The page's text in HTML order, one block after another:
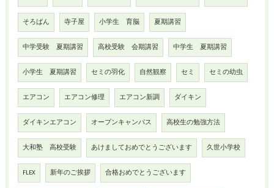
そろばん 寺子屋 小学生 育脳 夏期講習
中学受験 夏期講習 高校受験 会期講習 中学生 夏期講習
小学生 夏期講習 セミの羽化 自然観察 セミ セミの幼虫
エアコン エアコン修理 エアコン新調 ダイキン
ダイキンエアコン オープンキャンパス 高校生の勉強方法
大和塾 高校受験 あけましておめでとうございます 久世小学校
FLEX 新年のご挨拶 合格おめでとうございます